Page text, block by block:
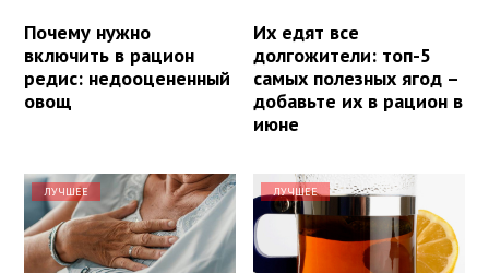
Почему нужно
включить в рацион
редис: недооцененный
овощ
Их едят все
долгожители: топ-5
самых полезных ягод –
добавьте их в рацион в
июне
ЛУЧШЕЕ ЛУЧШЕЕ